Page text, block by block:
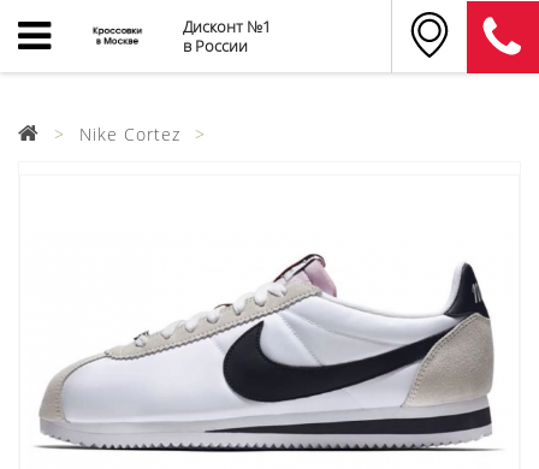
Дисконт №1
в России
Nike Cortez